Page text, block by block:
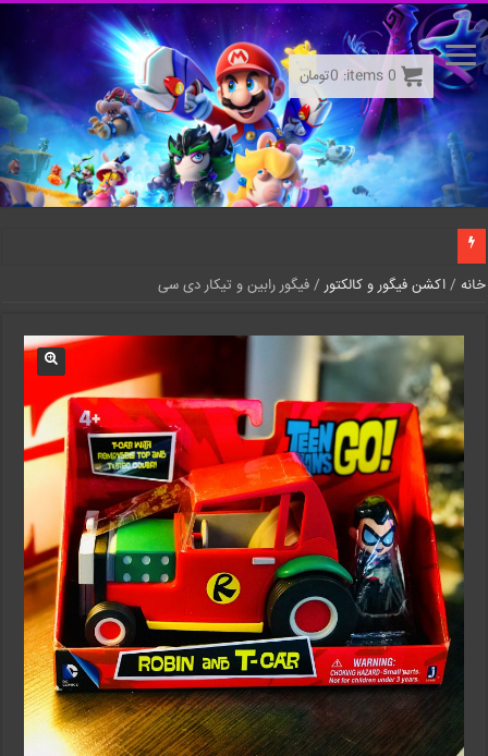
خانه /اکشن فیگور و کالکتور / فیگور رابین و تیکار دی سی
0
items:
0تومان